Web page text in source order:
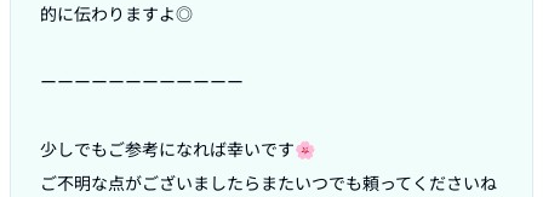
的に伝わりますよ◎
ーーーーーーーーーーーー
少しでもご参考になれば幸いです🌸
ご不明な点がございましたらまたいつでも頼ってくださいね